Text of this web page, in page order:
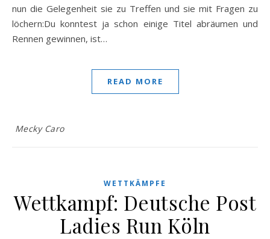
nun die Gelegenheit sie zu Treffen und sie mit Fragen zu
löchern:Du konntest ja schon einige Titel abräumen und
Rennen gewinnen, ist…
READ MORE
Mecky Caro
WETTKÄMPFE
Wettkampf: Deutsche Post
Ladies Run Köln